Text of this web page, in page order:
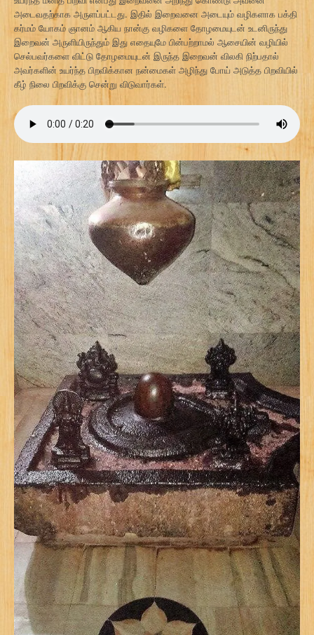
அடைவதற்காக அருளப்பட்டது. இதில் இறைவனை அடையும் வழிகளாக பக்தி
கர்மம் யோகம் ஞானம் ஆகிய நான்கு வழிகளை தோழமையுடன் உடனிருந்து
இறைவன் அருளியிருந்தும் இது எதையுமே பின்பற்றாமல் ஆசையின் வழியில்
செல்பவர்களை விட்டு தோழமையுடன் இருந்த இறைவன் விலகி நிற்பதால்
அவர்களின் உயர்ந்த பிறவிக்கான நன்மைகள் அழிந்து போய் அடுத்த பிறவியில்
கீழ் நிலை பிறவிக்கு சென்று விடுவார்கள்.